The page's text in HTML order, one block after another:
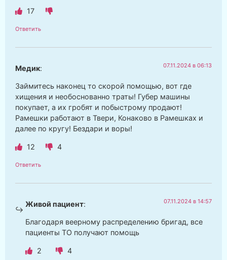
17
Ответить
Медик: 07.11.2024 в 06:13
Займитесь наконец то скорой помощью, вот где
хищения и необоснованно траты! Губер машины
покупает, а их гробят и побыстрому продают!
Рамешки работают в Твери, Конаково в Рамешках и
далее по кругу! Бездари и воры!
12 4
Ответить
Живой пациент: 07.11.2024 в 14:57
Благодаря веерному распределению бригад, все
пациенты ТО получают помощь
2 4